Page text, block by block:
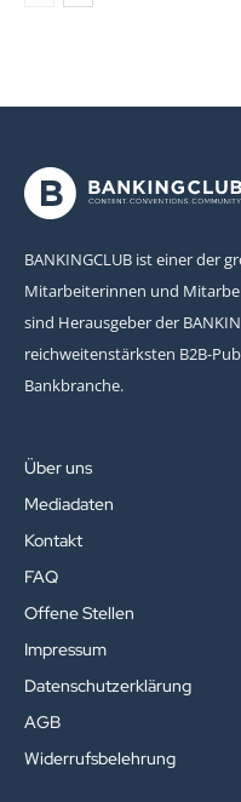
BANKINGCLUB ist einer der
Mitarbeiterinnen und
sind Herausgeber der
reichweitenstärksten B2B-
Bankbranche.
Über uns
Mediadaten
Kontakt
FAQ
Offene Stellen
Impressum
Datenschutzerklärung
AGB
Widerrufsbelehrung